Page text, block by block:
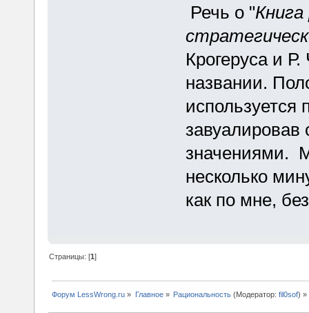
Речь о "
Крогеруса и
названии.
используется
завуалировав
значениями.
несколько
как по мне,
Страницы: [1]
Форум LessWrong.ru » Главное» Рациональность(Модератор: fil0sof) »